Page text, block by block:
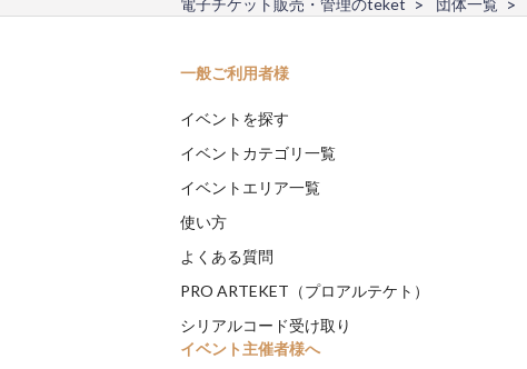
電子チケット販売・管理のteket 団体一覧
一般ご利用者様
イベントを探す
イベントカテゴリ一覧
イベントエリア一覧
使い方
よくある質問
PRO ARTEKET（プロアルテケト）
シリアルコード受け取り
イベント主催者様へ